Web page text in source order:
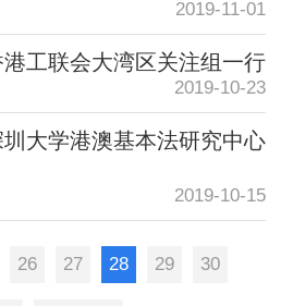
2019-11-01
工联会大湾区关注组一行
2019-10-23
大学港澳基本法研究中心
2019-10-15
26 27 28 29 30